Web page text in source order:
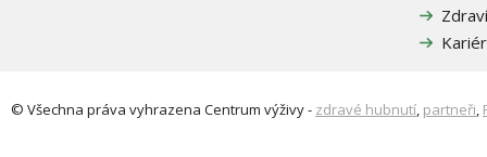
Zdraví
© Všechna práva vyhrazena Centrum výživy- zdravé hubnutí, partneři,